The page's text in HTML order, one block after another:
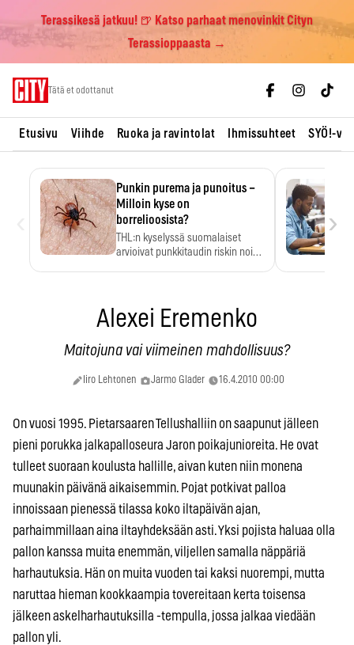
Terassikesä jatkuu! 🍺 Katso parhaat menovinkit Cityn
Terassioppaasta →
Tätä et odottanut
Etusivu Viihde Ruoka ja ravintolat Ihmissuhteet SYÖ!-
Punkin purema ja punoitus –
Milloin kyse on
borrelioosista?
THL:n kyselyssä suomalaiset
arvioivat punkkitaudin riskin noin
›
Alexei Eremenko
Maitojuna vai viimeinen mahdollisuus?
Iiro Lehtonen Jarmo Glader 16.4.2010 00:00
On vuosi 1995. Pietarsaaren Tellushalliin on saapunut jälleen
pieni porukka jalkapalloseura Jaron poikajunioreita. He ovat
tulleet suoraan koulusta hallille, aivan kuten niin monena
muunakin päivänä aikaisemmin. Pojat potkivat palloa
innoissaan pienessä tilassa koko iltapäivän ajan,
parhaimmillaan aina iltayhdeksään asti. Yksi pojista haluaa olla
pallon kanssa muita enemmän, viljellen samalla näppäriä
harhautuksia. Hän on muita vuoden tai kaksi nuorempi, mutta
naruttaa hieman kookkaampia tovereitaan kerta toisensa
jälkeen askelharhautuksilla -tempulla, jossa jalkaa viedään
pallon yli.